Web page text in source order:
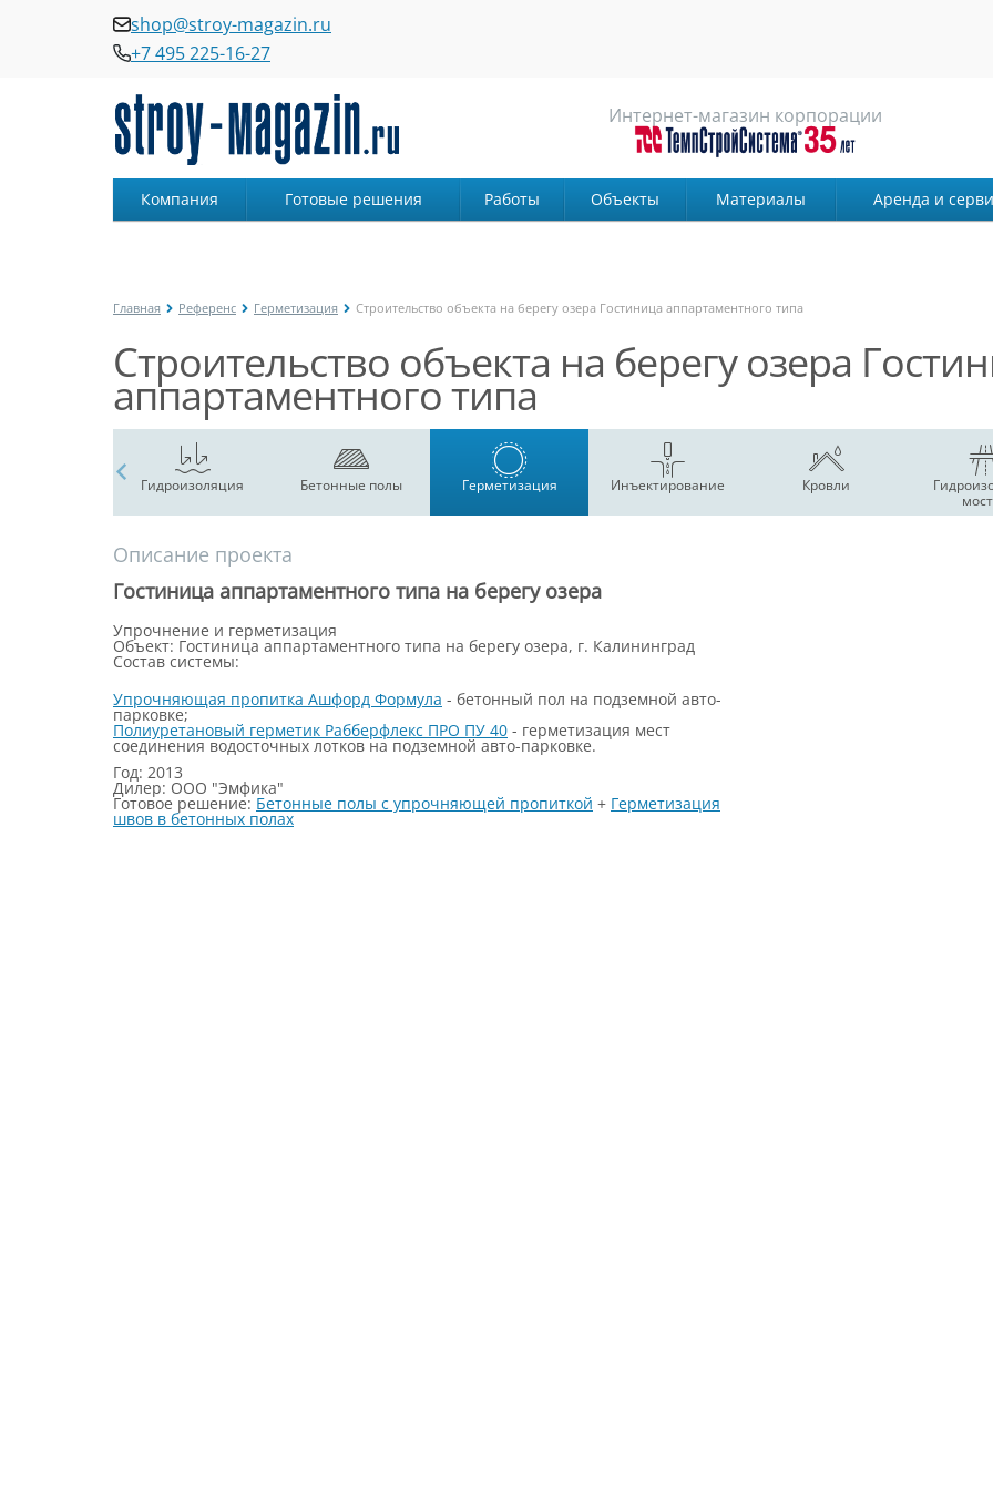
shop@stroy-magazin.ru
+7 495 225-16-27
Интернет-магазин корпорации
Компания Готовые решения Работы Объекты Материалы Аренда и
Главная Референс Герметизация Строительство объекта на берегу озера Гостиница аппартаментного типа
Строительство объекта на берегу озера
аппартаментного типа
Гидроизоляция Бетонные полы Герметизация Инъектирование Кровли
Описание проекта
Гостиница аппартаментного типа на берегу озера
Упрочнение и герметизация
Объект: Гостиница аппартаментного типа на берегу озера, г. Калининград
Состав системы:
Упрочняющая пропитка Ашфорд Формула - бетонный пол на подземной авто-
парковке;
Полиуретановый герметик Рабберфлекс ПРО ПУ 40 - герметизация мест
соединения водосточных лотков на подземной авто-парковке.
Год: 2013
Дилер: ООО "Эмфика"
Готовое решение: Бетонные полы с упрочняющей пропиткой + Герметизация
швов в бетонных полах